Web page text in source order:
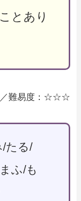
とあり
／難易度：☆☆☆
/たる/
ふ/も